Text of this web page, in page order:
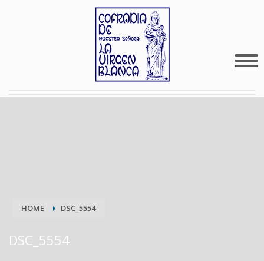
HOME DSC_5554
DSC_5554